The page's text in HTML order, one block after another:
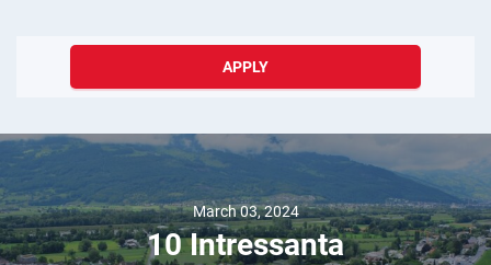
APPLY
March 03, 2024
10 Intressanta